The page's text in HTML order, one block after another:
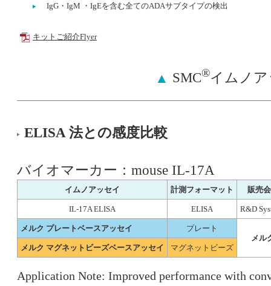
IgG・IgM ・IgEを含む全てのADAサブタイプの検出
キットご紹介Flyer
▲ SMC®イムノ
ELISA 法との感度比較
バイオマーカー：mouse IL-17A
イムノアッセイ 計測フォーマット 販売
IL-17A ELISA ELISA R&D
メルク プレートベースアッセイ
プレート
メル
メルク マグネットビーズベースアッセイ
マグネットビーズ
Application Note: Improved performance with